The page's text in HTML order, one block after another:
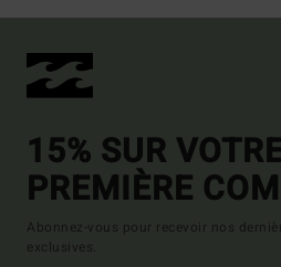
15% SUR
PREMIÈRE
Abonnez-vous pour recevoir nos
exclusives.